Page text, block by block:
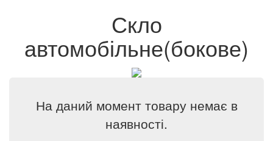
Скло
автомобільне(бокове)
На даний момент товару немає в
наявності.